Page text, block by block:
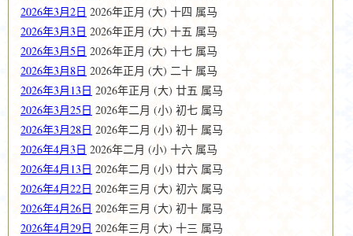
2026年3月2日 2026年正月 (大) 十四 属马
2026年3月3日 2026年正月 (大) 十五 属马
2026年3月5日 2026年正月 (大) 十七 属马
2026年3月8日 2026年正月 (大) 二十 属马
2026年3月13日 2026年正月 (大) 廿五 属马
2026年3月25日 2026年二月 (小) 初七 属马
2026年3月28日 2026年二月 (小) 初十 属马
2026年4月3日 2026年二月 (小) 十六 属马
2026年4月13日 2026年二月 (小) 廿六 属马
2026年4月22日 2026年三月 (大) 初六 属马
2026年4月26日 2026年三月 (大) 初十 属马
2026年4月29日 2026年三月 (大) 十三 属马